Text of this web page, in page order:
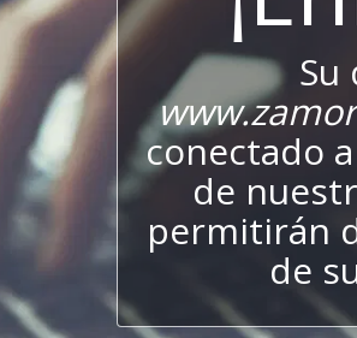
conectado
de
permitirán
de